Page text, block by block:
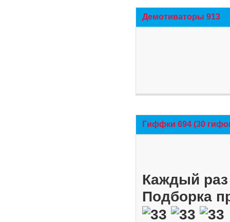
Демотиваторы 913
Гиффки 694 (30
Каждый
Подборка